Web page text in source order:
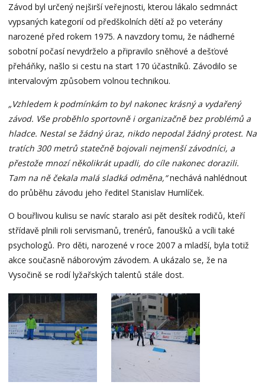
Závod byl určený nejširší veřejnosti, kterou lákalo sedmnáct
vypsaných kategorií od předškolních dětí až po veterány
narozené před rokem 1975. A navzdory tomu, že nádherné
sobotní počasí nevydrželo a připravilo sněhové a dešťové
přeháňky, našlo si cestu na start 170 účastníků. Závodilo se
intervalovým způsobem volnou technikou.
„Vzhledem k podmínkám to byl nakonec krásný a vydařený
závod. Vše proběhlo sportovně i organizačně bez problémů a
hladce. Nestal se žádný úraz, nikdo nepodal žádný protest. Na
tratích 300 metrů statečně bojovali nejmenší závodníci, a
přestože mnozí několikrát upadli, do cíle nakonec dorazili.
Tam na ně čekala malá sladká odměna,“nechává nahlédnout
do průběhu závodu jeho ředitel Stanislav Humlíček.
O bouřlivou kulisu se navíc staralo asi pět desítek rodičů, kteří
střídavě plnili roli servismanů, trenérů, fanoušků a vcíli také
psychologů. Pro děti, narozené v roce 2007 a mladší, byla totiž
akce současně náborovým závodem. A ukázalo se, že na
Vysočině se rodí lyžařských talentů stále dost.